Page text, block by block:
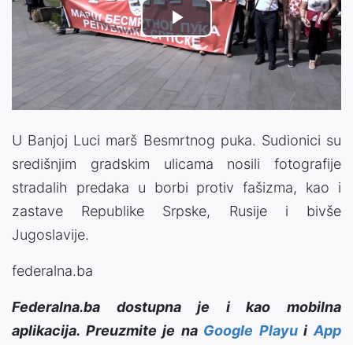
Play
Video
U Banjoj Luci marš Besmrtnog puka. Sudionici su
središnjim gradskim ulicama nosili fotografije
stradalih predaka u borbi protiv fašizma, kao i
zastave Republike Srpske, Rusije i bivše
Jugoslavije.
federalna.ba
Federalna.ba dostupna je i kao mobilna
aplikacija. Preuzmite je na Google PlayuiApp